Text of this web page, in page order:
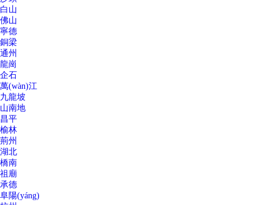
白山
佛山
寧德
銅梁
通州
龍崗
企石
萬(wàn)江
九龍坡
山南地
昌平
榆林
荊州
湖北
橋南
祖廟
承德
阜陽(yáng)